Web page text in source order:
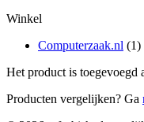
Winkel
Computerzaak.nl (1)
Het product is toegevoegd
Producten vergelijken? Ga